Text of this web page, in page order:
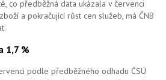
co předběžná data ukázala v červenci
a pokračující růst cen služeb, má ČNB
1,7 %
podle předběžného odhadu ČSÚ